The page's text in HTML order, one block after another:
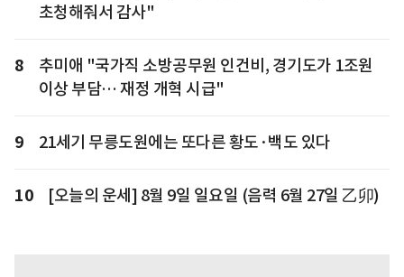
초청해줘서 감사"
8
추미애 "국가직 소방공무원 인건비, 경기도가 1조원
이상 부담… 재정 개혁 시급"
9 21세기 무릉도원에는 또다른 황도·백도 있다
10 [오늘의 운세] 8월 9일 일요일 (음력 6월 27일 乙卯)